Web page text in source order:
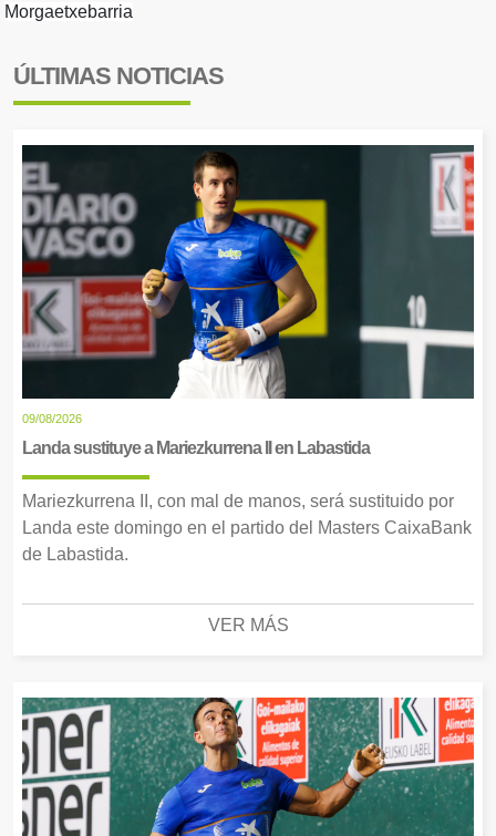
Morgaetxebarria
ÚLTIMAS NOTICIAS
09/08/2026
Landa sustituye a Mariezkurrena II en Labastida
Mariezkurrena II, con mal de manos, será sustituido por
Landa este domingo en el partido del Masters CaixaBank
de Labastida.
VER MÁS